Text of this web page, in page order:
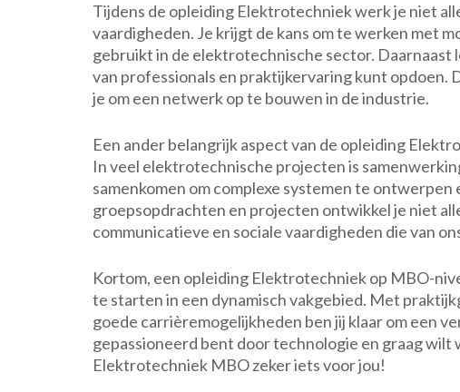
Tijdens de opleiding Elektrotechniek werk je niet
vaardigheden. Je krijgt de kans om te werken met
gebruikt in de elektrotechnische sector. Daarnaast
van professionals en praktijkervaring kunt opdoen.
je om een netwerk op te bouwen in de industrie.
Een ander belangrijk aspect van de opleiding
In veel elektrotechnische projecten is
samenkomen om complexe systemen te
groepsopdrachten en projecten ontwikkel je niet
communicatieve en sociale vaardigheden die van
Kortom, een opleiding Elektrotechniek op MBO-
te starten in een dynamisch vakgebied. Met
goede carrièremogelijkheden ben jij klaar om een
gepassioneerd bent door technologie en graag
Elektrotechniek MBO zeker iets voor jou!